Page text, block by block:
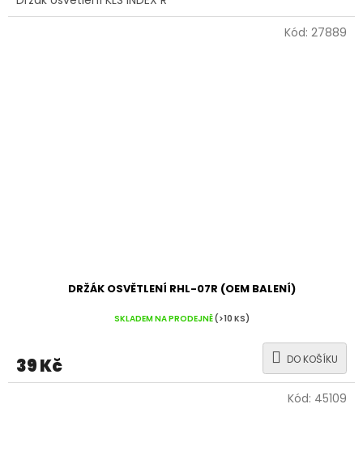
DRŽÁK OSVĚTLENÍ RHL-07R (OEM BALENÍ)
SKLADEM NA PRODEJNĚ(>10 KS)
39 Kč DO KOŠÍKU
Kód: 27889
Kód: 45109